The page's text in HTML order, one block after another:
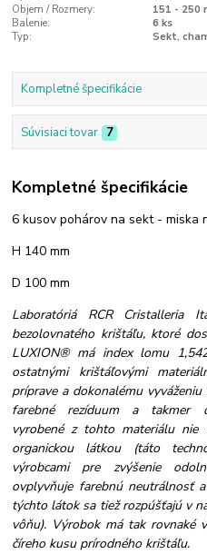
Objem / Rozmery:
151 - 250
Balenie:
6 ks
Typ:
Sekt,
Kompletné špecifikácie
Súvisiaci tovar 7
Kompletné špecifikácie
6 kusov pohárov na sekt - miska
H 140 mm
D 100 mm
Laboratóriá RCR Cristalleria
bezolovnatého krištáľu, ktoré
LUXION® má index lomu
ostatnými krištáľovými
príprave a dokonalému
farebné rezíduum a takmer
vyrobené z tohto materiálu nie
organickou látkou (táto
výrobcami pre zvýšenie
ovplyvňuje farebnú neutrálnosť
týchto látok sa tiež rozpúšťajú v
vôňu). Výrobok má tak rovnaké
číreho kusu prírodného krištáľu.